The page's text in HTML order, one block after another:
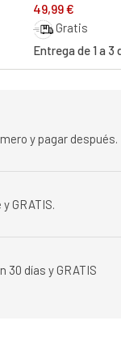
49,99 €
Gratis
Entrega de 1 a 3
y pagar después.
GRATIS.
30 días y GRATIS